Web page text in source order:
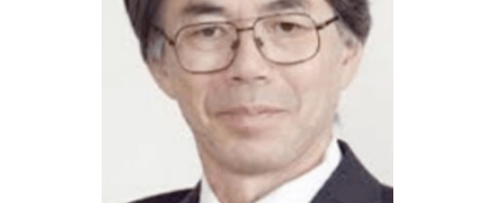
入会案内
会員マイページ